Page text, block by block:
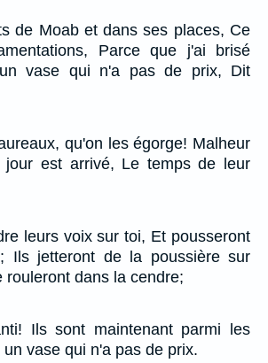
de Moab et dans ses places, Ce
Parce que j'ai brisé
vase qui n'a pas de prix, Dit
qu'on les égorge! Malheur
est arrivé, Le temps de leur
leurs voix sur toi, Et pousseront
Ils jetteront de la poussière sur
rouleront dans la cendre;
Ils sont maintenant parmi les
vase qui n'a pas de prix.